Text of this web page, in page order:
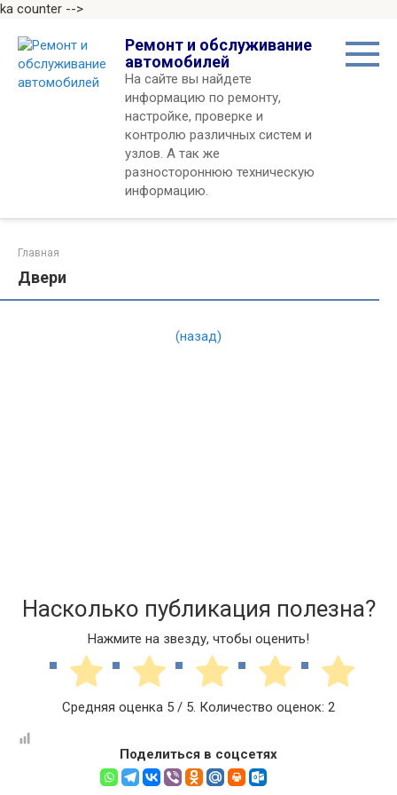
ka counter -->
контенту
Ремонт и обслуживание
автомобилей
На сайте вы найдете
информацию по ремонту,
настройке, проверке и
контролю различных систем и
узлов. А так же
разностороннюю техническую
информацию.
Главная
Двери
(назад)
Насколько публикация полезна?
Нажмите на звезду, чтобы оценить!
Средняя оценка 5 / 5. Количество оценок: 2
Поделиться в соцсетях